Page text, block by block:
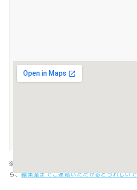
定休日 日
※各情報は実際と異なる場合があります。間違
ら、編集室までご連絡いただけるとうれしい